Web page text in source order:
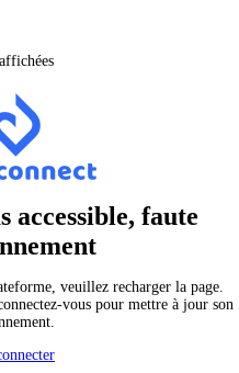
accessible, faute
veuillez recharger la page.
vous pour mettre à jour son